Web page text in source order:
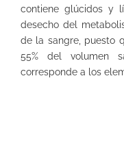
contiene glúcidos y
desecho del
de la sangre, puesto
55% del volumen
corresponde a los